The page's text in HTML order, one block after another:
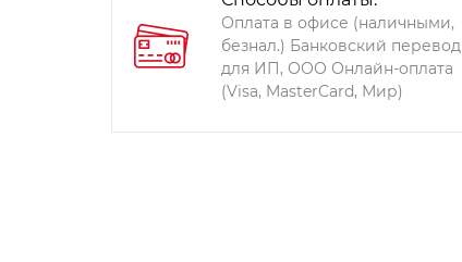
Оплата в офисе (наличными,
безнал.) Банковский перевод
для ИП, ООО Онлайн-оплата
(Visa, MasterCard, Мир)